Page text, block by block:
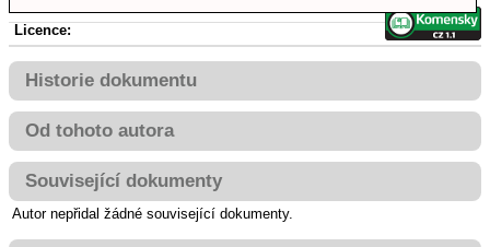
Licence:
Historie dokumentu
Od tohoto autora
Související dokumenty
Autor nepřidal žádné související dokumenty.